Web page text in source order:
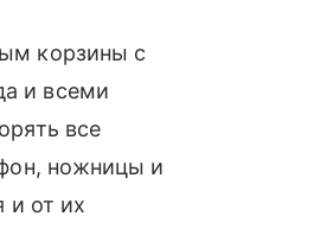
корзины с
и всеми
все
ножницы и
и от их